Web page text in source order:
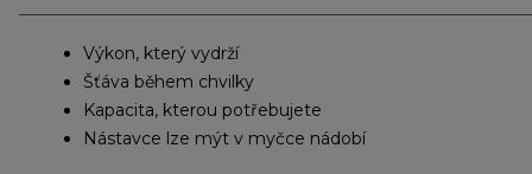
Výkon, který vydrží
Šťáva během chvilky
Kapacita, kterou potřebujete
Nástavce lze mýt v myčce nádobí